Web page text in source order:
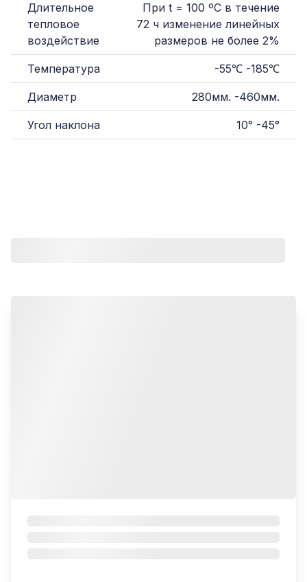
Длительное
тепловое
воздействие
При t = 100 ºС в течение
72 ч изменение линейных
размеров не более 2%
Температура -55℃ -185℃
Диаметр 280мм. -460мм.
Угол наклона 10° -45°